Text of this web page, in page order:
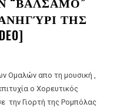
ΤΗΣ
Ομαλών απο τη μουσική ,
Γιορτή της Ρομπόλας